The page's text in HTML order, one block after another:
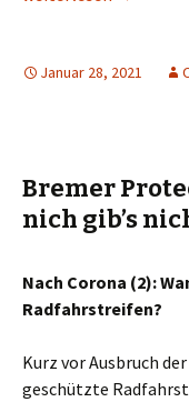
Januar 28, 2021
Bremer
nich gib’s
Nach Corona (2):
Radfahrstreifen?
Kurz vor Ausbruch
geschützte